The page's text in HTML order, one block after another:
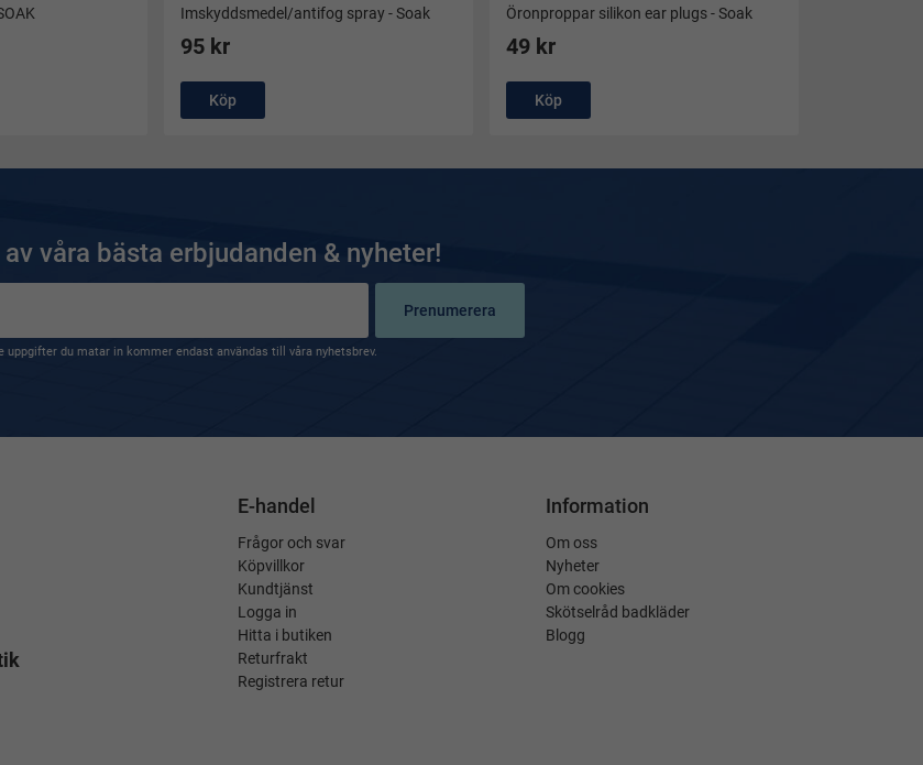
Imskyddsmedel/antifog spray - Soak
95 kr
Köp
Öronproppar silikon ear plugs - Soak
49 kr
Köp
våra bästa erbjudanden & nyheter!
Prenumerera
uppgifter du matar in kommer endast användas till våra nyhetsbrev.
E-handel
Frågor och svar
Köpvillkor
Kundtjänst
Logga in
Hitta i butiken
Returfrakt
Registrera retur
Information
Om oss
Nyheter
Om cookies
Skötselråd badkläder
Blogg